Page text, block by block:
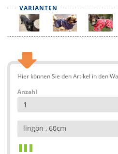
VARIANTEN
Hier können Sie den Artikel in den
Anzahl
1
lingon , 60cm